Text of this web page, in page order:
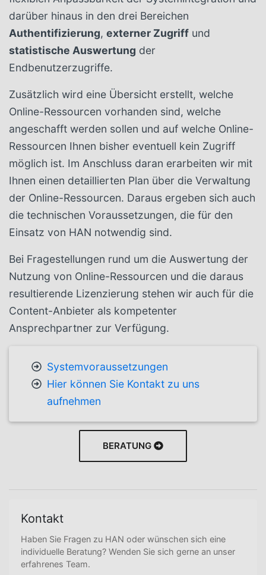
darüber hinaus in den drei Bereichen
Authentifizierung, externer Zugriff und
statistische Auswertung der
Endbenutzerzugriffe.
Zusätzlich wird eine Übersicht erstellt, welche
Online-Ressourcen vorhanden sind, welche
angeschafft werden sollen und auf welche Online-
Ressourcen Ihnen bisher eventuell kein Zugriff
möglich ist. Im Anschluss daran erarbeiten wir mit
Ihnen einen detaillierten Plan über die Verwaltung
der Online-Ressourcen. Daraus ergeben sich auch
die technischen Voraussetzungen, die für den
Einsatz von HAN notwendig sind.
Bei Fragestellungen rund um die Auswertung der
Nutzung von Online-Ressourcen und die daraus
resultierende Lizenzierung stehen wir auch für die
Content-Anbieter als kompetenter
Ansprechpartner zur Verfügung.
Systemvoraussetzungen
Hier können Sie Kontakt zu uns
aufnehmen
BERATUNG
Kontakt
Haben Sie Fragen zu HAN oder wünschen sich eine
individuelle Beratung? Wenden Sie sich gerne an unser
erfahrenes Team.